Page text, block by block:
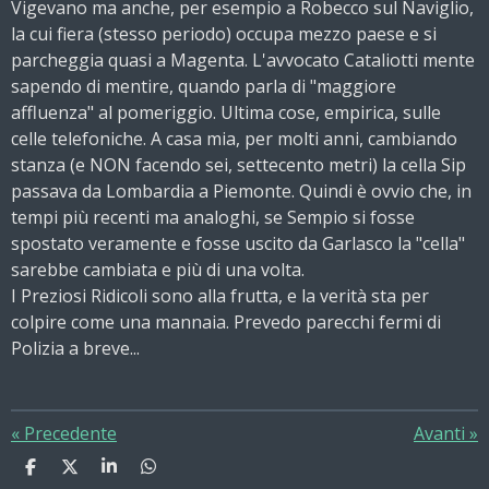
Vigevano ma anche, per esempio a Robecco sul Naviglio,
la cui fiera (stesso periodo) occupa mezzo paese e si
parcheggia quasi a Magenta. L'avvocato Cataliotti mente
sapendo di mentire, quando parla di "maggiore
affluenza" al pomeriggio. Ultima cose, empirica, sulle
celle telefoniche. A casa mia, per molti anni, cambiando
stanza (e NON facendo sei, settecento metri) la cella Sip
passava da Lombardia a Piemonte. Quindi è ovvio che, in
tempi più recenti ma analoghi, se Sempio si fosse
spostato veramente e fosse uscito da Garlasco la "cella"
sarebbe cambiata e più di una volta.
I Preziosi Ridicoli sono alla frutta, e la verità sta per
colpire come una mannaia. Prevedo parecchi fermi di
Polizia a breve...
« Precedente Avanti »
C
C
C
C